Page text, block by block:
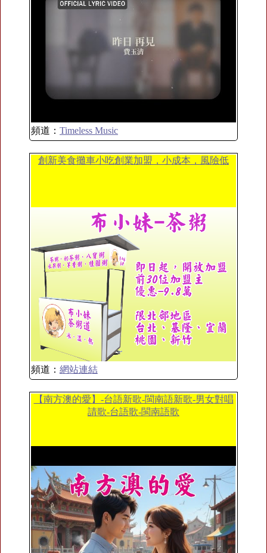
頻道： Timeless Music
創新美食攤車小吃創業加盟，小成本，風險低
頻道： 網站連結
【南方澳的愛】-台語新歌-閩南語新歌-男女對唱
請歌-台語歌-閩南語歌